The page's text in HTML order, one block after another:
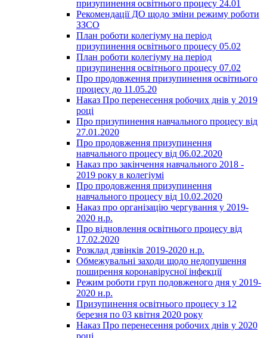
призупинення освітнього процесу 24.01
Рекомендації ДО щодо зміни режиму роботи
ЗЗСО
План роботи колегіуму на період
призупинення освітнього процесу 05.02
План роботи колегіуму на період
призупинення освітнього процесу 07.02
Про продовження призупинення освітнього
процесу до 11.05.20
Наказ Про перенесення робочих днів у 2019
році
Про призупинення навчального процесу від
27.01.2020
Про продовження призупинення
навчального процесу від 06.02.2020
Наказ про закінчення навчального 2018 -
2019 року в колегіумі
Про продовження призупинення
навчального процесу від 10.02.2020
Наказ про організацію чергування у 2019-
2020 н.р.
Про відновлення освітнього процесу від
17.02.2020
Розклад дзвінків 2019-2020 н.р.
Обмежувальні заходи щодо недопушення
поширення коронавірусної інфекції
Режим роботи груп подовженого дня у 2019-
2020 н.р.
Призупинення освітнього процесу з 12
березня по 03 квітня 2020 року
Наказ Про перенесення робочих днів у 2020